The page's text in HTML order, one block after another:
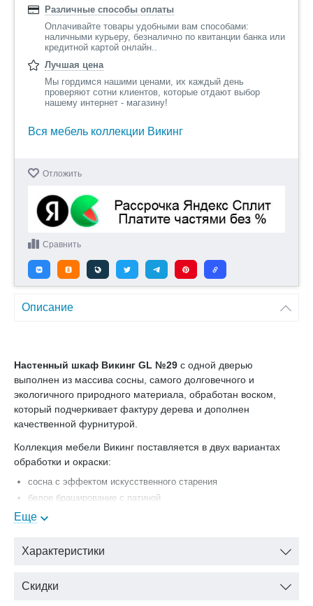
Различные способы оплаты
Оплачивайте товары удобными вам способами:
наличными курьеру, безналично по квитанции банка или
кредитной картой онлайн..
Лучшая цена
Мы гордимся нашими ценами, их каждый день
проверяют сотни клиентов, которые отдают выбор
нашему интернет - магазину!
Вся мебель коллекции Викинг
Отложить
Сравнить
Описание
Настенный шкаф Викинг GL №29 с одной дверью
выполнен из массива сосны, самого долговечного и
экологичного природного материала, обработан воском,
который подчеркивает фактуру дерева и дополнен
качественной фурнитурой.
Коллекция мебели Викинг поставляется в двух вариантах
обработки и окраски:
сосна с эффектом искусственного старения
белое браширование с патиной
Настенный шкаф Викинг GL №29 с одной дверью Лидской
Еще
Характеристики
Скидки